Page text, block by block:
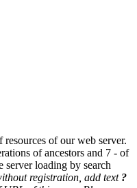
of our web server.
of ancestors and 7 - of
server loading by search
registration, add text ?